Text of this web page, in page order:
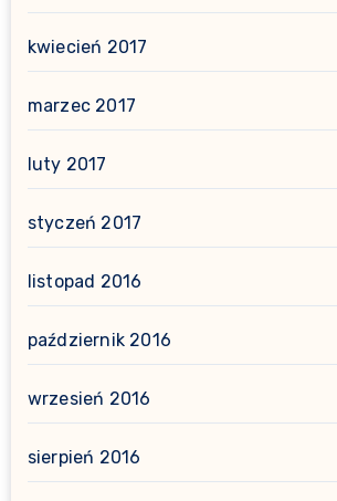
kwiecień 2017
marzec 2017
luty 2017
styczeń 2017
listopad 2016
październik 2016
wrzesień 2016
sierpień 2016